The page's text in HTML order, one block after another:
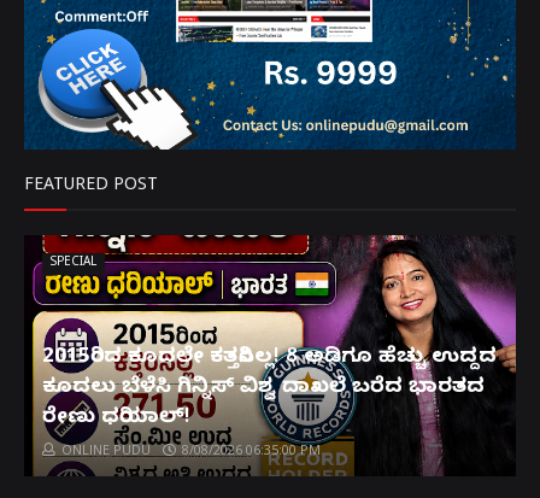
FEATURED POST
SPECIAL
2015ರಿಂದ ಕೂದಲೇ ಕತ್ತರಿಸಿಲ್ಲ! 8 ಅಡಿಗೂ ಹೆಚ್ಚು ಉದ್ದದ
ಕೂದಲು ಬೆಳೆಸಿ ಗಿನ್ನಿಸ್ ವಿಶ್ವ ದಾಖಲೆ ಬರೆದ ಭಾರತದ
ರೇಣು ಧರಿಯಾಲ್!
ONLINE PUDU 8/08/2026 06:35:00 PM